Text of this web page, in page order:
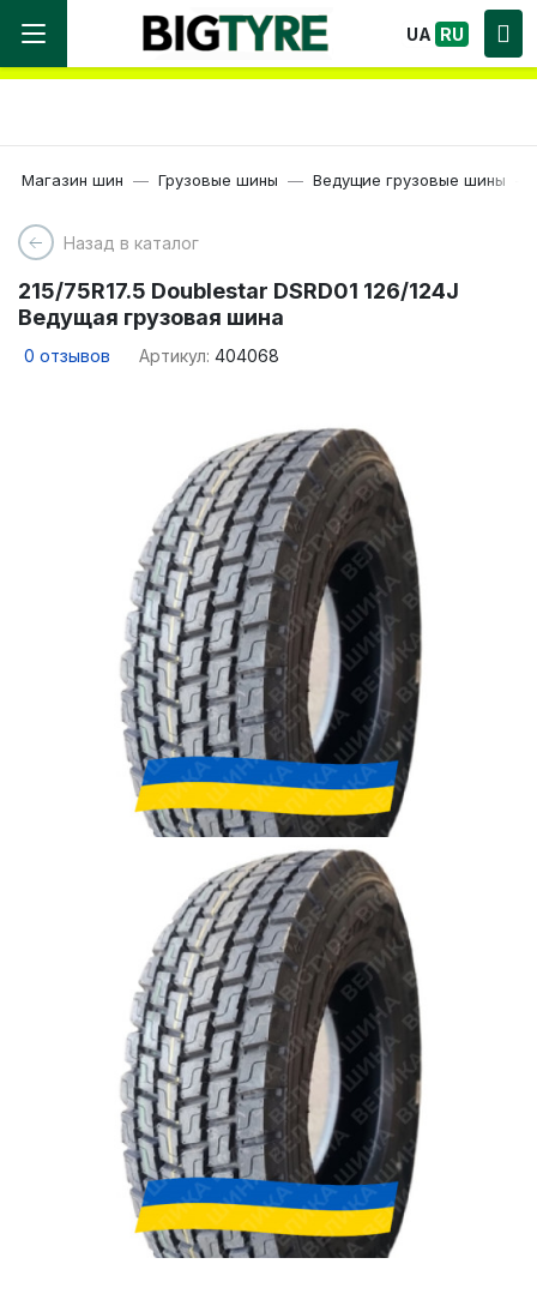
Мы работаем! Большой выбор Шин, быстрая
доставка по Украине!
UA RU
Магазин шин Грузовые шины Ведущие грузовые шины
Назад в каталог
215/75R17.5 Doublestar DSRD01 126/124J
Ведущая грузовая шина
0 отзывов Артикул: 404068